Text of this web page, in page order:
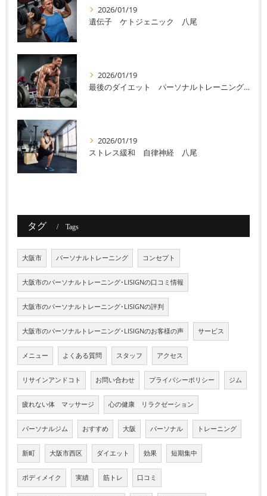
2026/01/19
遺伝子 ケトジェニック 八尾
2026/01/19
最後のダイエット パーソナルトレーニング 八尾
2026/01/19
ストレス緩和 自律神経 八尾
タグ Tags
大阪市 パーソナルトレーニング コンセプト
大阪市のパーソナルトレーニング･LISIGNの口コミ情報
大阪市のパーソナルトレーニング･LISIGNの評判
大阪市のパーソナルトレーニング･LISIGNのお客様の声 サービス
メニュー よくある質問 スタッフ アクセス
リサインアンドコト お問い合わせ プライバシーポリシー ジム
疲れない体 マッサージ 心の健康 リラクゼーション
パーソナルジム おすすめ 大阪 パーソナル トレーニング
新町 大阪市西区 ダイエット 効果 短期集中
ボディメイク 実績 筋トレ 口コミ